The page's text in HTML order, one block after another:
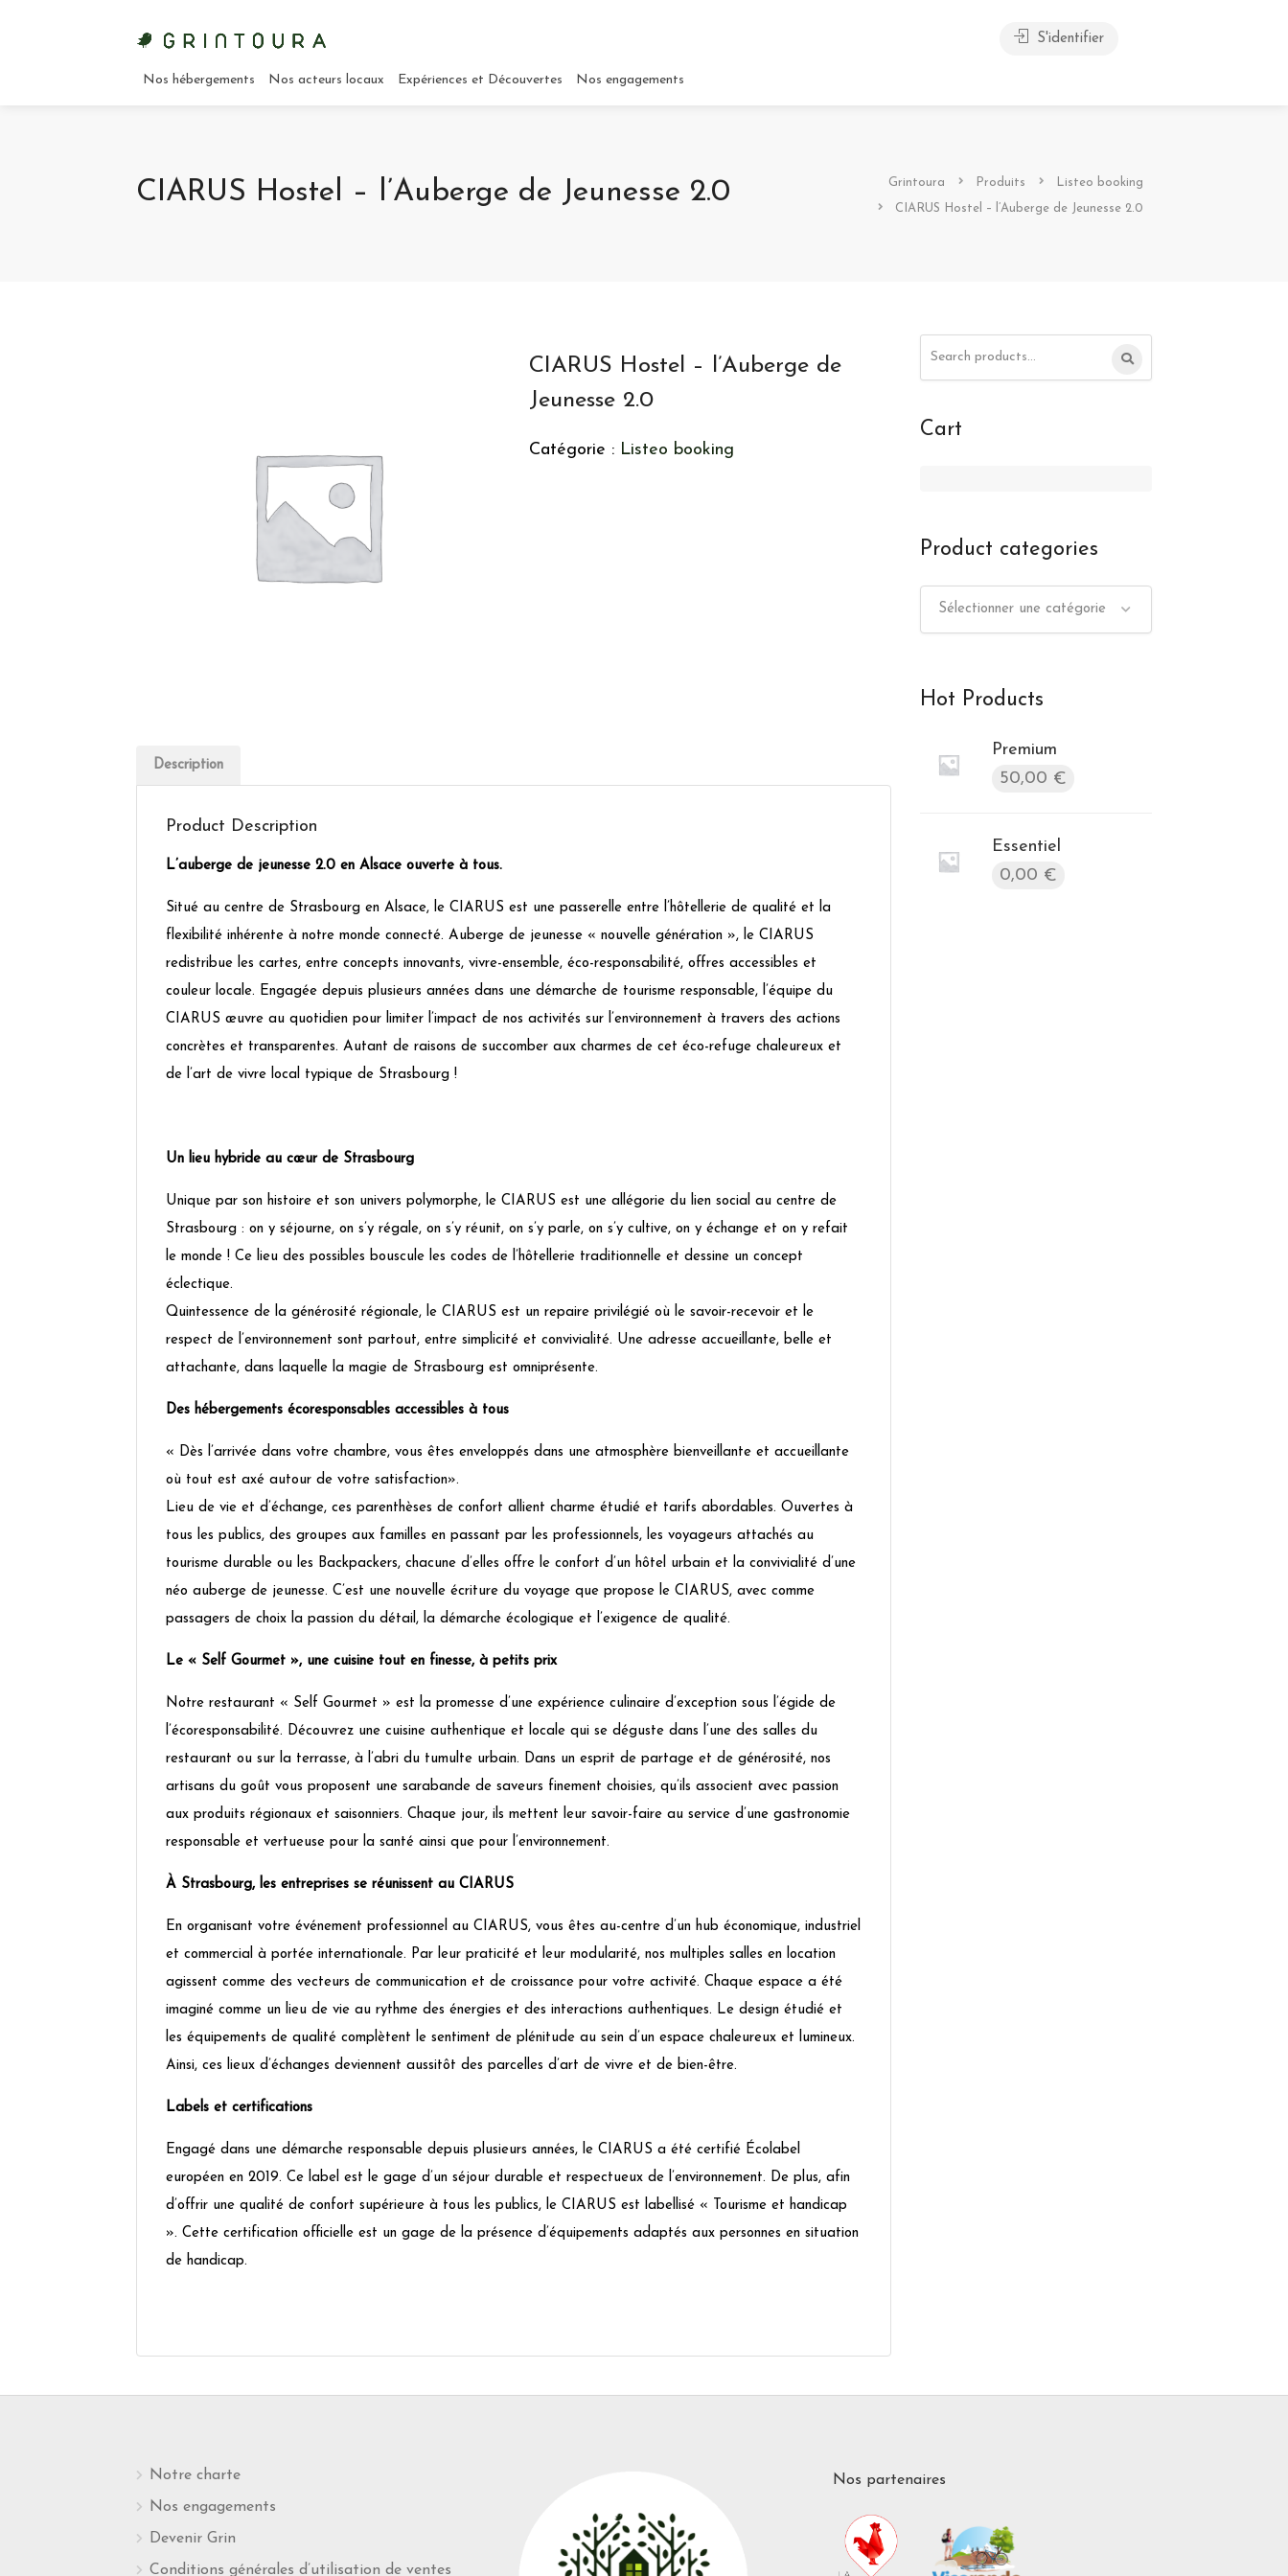
Nos hébergements Nos acteurs locaux Expériences et Découvertes Nos engagements
S'identifier
CIARUS Hostel – l’Auberge de Jeunesse 2.0 Grintoura Produits Listeo booking
CIARUS Hostel – l’Auberge de Jeunesse 2.0
CIARUS Hostel – l’Auberge de
Jeunesse 2.0
Catégorie : Listeo booking
Description
Product Description
L’auberge de jeunesse 2.0 en Alsace ouverte à tous.
Situé au centre de Strasbourg en Alsace, le CIARUS est une passerelle entre l’hôtellerie de qualité et la
flexibilité inhérente à notre monde connecté. Auberge de jeunesse « nouvelle génération », le CIARUS
redistribue les cartes, entre concepts innovants, vivre-ensemble, éco-responsabilité, offres accessibles et
couleur locale. Engagée depuis plusieurs années dans une démarche de tourisme responsable, l’équipe du
CIARUS œuvre au quotidien pour limiter l’impact de nos activités sur l’environnement à travers des actions
concrètes et transparentes. Autant de raisons de succomber aux charmes de cet éco-refuge chaleureux et
de l’art de vivre local typique de Strasbourg !
Un lieu hybride au cœur de Strasbourg
Unique par son histoire et son univers polymorphe, le CIARUS est une allégorie du lien social au centre de
Strasbourg : on y séjourne, on s’y régale, on s’y réunit, on s’y parle, on s’y cultive, on y échange et on y refait
le monde ! Ce lieu des possibles bouscule les codes de l’hôtellerie traditionnelle et dessine un concept
éclectique.
Quintessence de la générosité régionale, le CIARUS est un repaire privilégié où le savoir-recevoir et le
respect de l’environnement sont partout, entre simplicité et convivialité. Une adresse accueillante, belle et
attachante, dans laquelle la magie de Strasbourg est omniprésente.
Des hébergements écoresponsables accessibles à tous
« Dès l’arrivée dans votre chambre, vous êtes enveloppés dans une atmosphère bienveillante et accueillante
où tout est axé autour de votre satisfaction».
Lieu de vie et d’échange, ces parenthèses de confort allient charme étudié et tarifs abordables. Ouvertes à
tous les publics, des groupes aux familles en passant par les professionnels, les voyageurs attachés au
tourisme durable ou les Backpackers, chacune d’elles offre le confort d’un hôtel urbain et la convivialité d’une
néo auberge de jeunesse. C’est une nouvelle écriture du voyage que propose le CIARUS, avec comme
passagers de choix la passion du détail, la démarche écologique et l’exigence de qualité.
Le « Self Gourmet », une cuisine tout en finesse, à petits prix
Notre restaurant « Self Gourmet » est la promesse d’une expérience culinaire d’exception sous l’égide de
l’écoresponsabilité. Découvrez une cuisine authentique et locale qui se déguste dans l’une des salles du
restaurant ou sur la terrasse, à l’abri du tumulte urbain. Dans un esprit de partage et de générosité, nos
artisans du goût vous proposent une sarabande de saveurs finement choisies, qu’ils associent avec passion
aux produits régionaux et saisonniers. Chaque jour, ils mettent leur savoir-faire au service d’une gastronomie
responsable et vertueuse pour la santé ainsi que pour l’environnement.
À Strasbourg, les entreprises se réunissent au CIARUS
En organisant votre événement professionnel au CIARUS, vous êtes au-centre d’un hub économique, industriel
et commercial à portée internationale. Par leur praticité et leur modularité, nos multiples salles en location
agissent comme des vecteurs de communication et de croissance pour votre activité. Chaque espace a été
imaginé comme un lieu de vie au rythme des énergies et des interactions authentiques. Le design étudié et
les équipements de qualité complètent le sentiment de plénitude au sein d’un espace chaleureux et lumineux.
Ainsi, ces lieux d’échanges deviennent aussitôt des parcelles d’art de vivre et de bien-être.
Labels et certifications
Engagé dans une démarche responsable depuis plusieurs années, le CIARUS a été certifié Écolabel
européen en 2019. Ce label est le gage d’un séjour durable et respectueux de l’environnement. De plus, afin
d’offrir une qualité de confort supérieure à tous les publics, le CIARUS est labellisé « Tourisme et handicap
». Cette certification officielle est un gage de la présence d’équipements adaptés aux personnes en situation
de handicap.
Cart
Product categories
Sélectionner une catégorie
Hot Products
Premium
50,00 €
Essentiel
0,00 €
Notre charte
Nos engagements
Devenir Grin
Conditions générales d’utilisation de ventes
Nos partenaires